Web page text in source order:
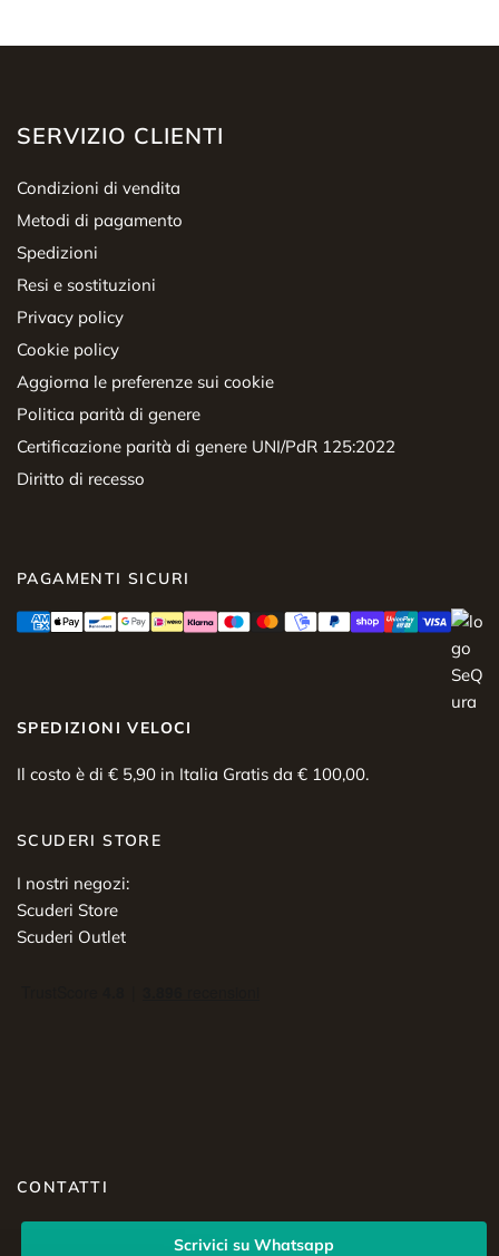
SERVIZIO CLIENTI
Condizioni di vendita
Metodi di pagamento
Spedizioni
Resi e sostituzioni
Privacy policy
Cookie policy
Aggiorna le preferenze sui cookie
Politica parità di genere
Certificazione parità di genere UNI/PdR 125:2022
Diritto di recesso
PAGAMENTI SICURI
SPEDIZIONI VELOCI
Il costo è di € 5,90 in Italia Gratis da € 100,00.
SCUDERI STORE
I nostri negozi:
Scuderi Store
Scuderi Outlet
CONTATTI
Scrivici su Whatsapp